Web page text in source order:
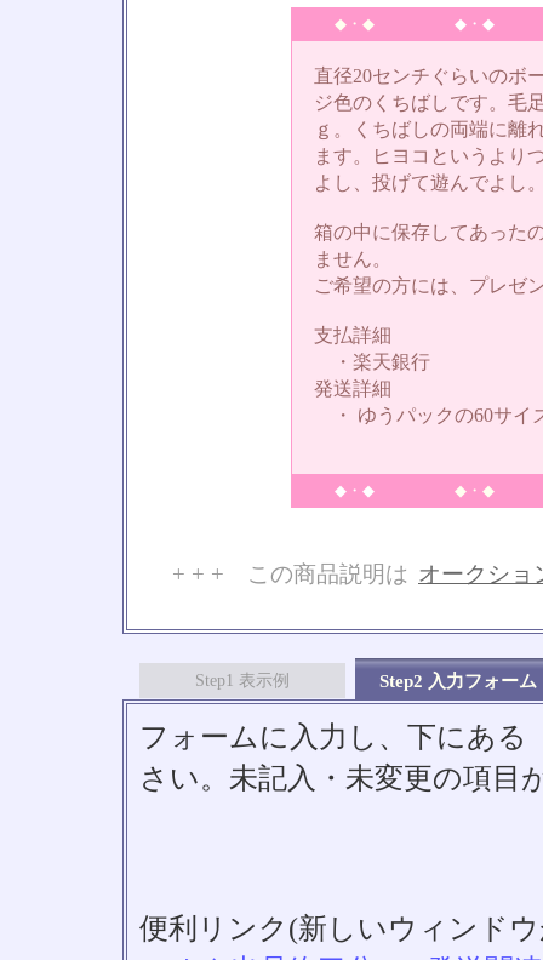
◆・◆ ◆・◆
直径20センチぐらいのボ
ジ色のくちばしです。毛
ｇ。くちばしの両端に離
ます。ヒヨコというより
よし、投げて遊んでよし
箱の中に保存してあった
ません。
ご希望の方には、プレゼ
支払詳細
・楽天銀行
発送詳細
・ ゆうパックの60サイ
◆・◆ ◆・◆
+ + + この商品説明は オークショ
Step1 表示例 Step2 入力フォーム
フォームに入力し、下にあ
さい。未記入・未変更の項目
便利リンク(新しいウィンド